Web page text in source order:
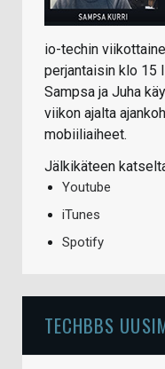
io-techin
perjantaisin klo 15
Sampsa ja Juha
viikon ajalta
mobiiliaiheet.
Jälkikäteen
Youtube
iTunes
Spotify
TECHBBS